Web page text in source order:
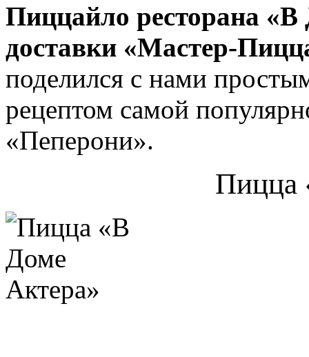
Пиццайло ресторана
доставки «Мастер-
поделился с нами
рецептом самой
«Пеперони».
Пицца